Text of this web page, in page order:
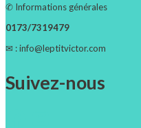
✆ Informations générales
0173/7319479
✉ : info@leptitvictor.com
Suivez-nous